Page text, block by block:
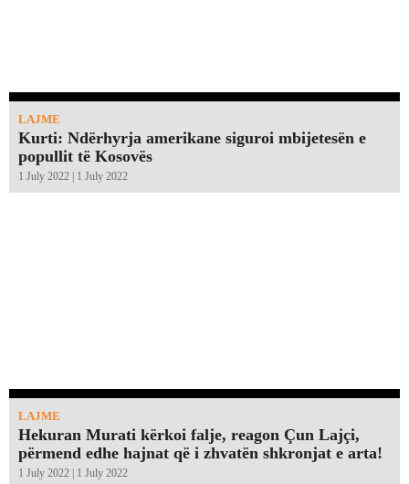
LAJME
Kurti: Ndërhyrja amerikane siguroi mbijetesën e
popullit të Kosovës
1 July 2022 | 1 July 2022
LAJME
Hekuran Murati kërkoi falje, reagon Çun Lajçi,
përmend edhe hajnat që i zhvatën shkronjat e arta!￼
1 July 2022 | 1 July 2022